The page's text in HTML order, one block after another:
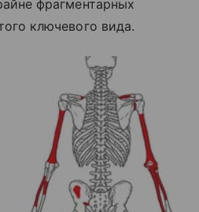
фрагментарных
ключевого вида.